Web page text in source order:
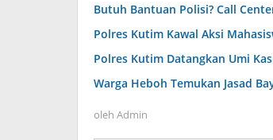
Butuh Bantuan Polisi? Call
Polres Kutim Kawal Aksi
Polres Kutim Datangkan Umi
Warga Heboh Temukan Jasad
oleh Admin